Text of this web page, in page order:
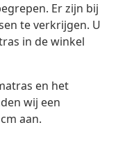
Er zijn bij
te verkrijgen. U
in de winkel
en het
wij een
aan.